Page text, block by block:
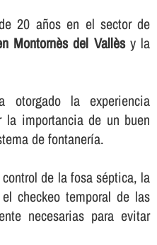
20 años en el sector de
Montornès del Vallèsy la
la experiencia
la importancia de un buen
de fontanerí­a.
de la fosa séptica, la
checkeo temporal de las
necesarias para evitar